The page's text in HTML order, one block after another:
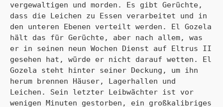
vergewaltigen und morden. Es gibt Gerüchte,
dass die Leichen zu Essen verarbeitet und in
den unteren Ebenen verteilt werden. El Gozela
hält das für Gerüchte, aber nach allem, was
er in seinen neun Wochen Dienst auf Eltrus II
gesehen hat, würde er nicht darauf wetten. El
Gozela steht hinter seiner Deckung, um ihn
herum brennen Häuser, Lagerhallen und
Leichen. Sein letzter Leibwächter ist vor
wenigen Minuten gestorben, ein großkalibriges